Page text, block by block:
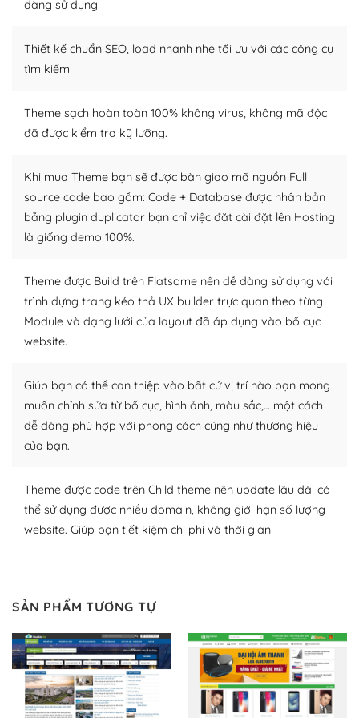
WordPress là nơi lưu trữ cho một diễn đàn cộng đồng
người cuồng tín WordPress.
Nếu bạn gặp khó khăn, bạn có thể lên mạng và tìm
lời, giải đáp vấn đề của bạn.
Cộng đồng sử dụng WordPress sẵn sàng hỗ trợ bạn
– Đa dạng plugin và themes
Plugin mở rộng là thành phần cài đặt thêm vào
WordPress để tăng thêm các tính năng cần thiết. Có
nhiều plugin trả phí hoặc miễn phí.
Nhờ lượng người dùng đông đảo, thư viện themes và
thích chọn lựa plugin và themes phù hợp cho mục đích
lập website của mình.
WordPress đa dạng plugin và themes
Với mọi Hosting bất kỳ thì WordPress đều có thể dễ
dàng thiết lập vì thực tế nó đã cung cấp khoảng 60%
trang web WordPress của bạn.
Dễ dàng lựa chọn Hosting cho website WordPress
– Bảo mật cực tốt
Vì WordPress hiện là nền tảng xây dựng trang web và
dàng sử dụng
Thiết kế chuẩn SEO, load nhanh nhẹ tối ưu với các công cụ
tìm kiếm
Theme sạch hoàn toàn 100% không virus, không mã độc
đã được kiểm tra kỹ lưỡng.
Khi mua Theme bạn sẽ được bàn giao mã nguồn Full
source code bao gồm: Code + Database được nhân bản
bằng plugin duplicator bạn chỉ việc đăt cài đặt lên Hosting
là giống demo 100%.
Theme được Build trên Flatsome nên dễ dàng sử dụng với
trình dựng trang kéo thả UX builder trực quan theo từng
Module và dạng lưới của layout đã áp dụng vào bố cục
website.
Giúp bạn có thể can thiệp vào bất cứ vị trí nào bạn mong
muốn chỉnh sửa từ bố cục, hình ảnh, màu sắc,… một cách
dễ dàng phù hợp với phong cách cũng như thương hiệu
của bạn.
Theme được code trên Child theme nên update lâu dài có
thể sử dụng được nhiều domain, không giới hạn số lượng
website. Giúp bạn tiết kiệm chi phí và thời gian
SẢN PHẨM TƯƠNG TỰ